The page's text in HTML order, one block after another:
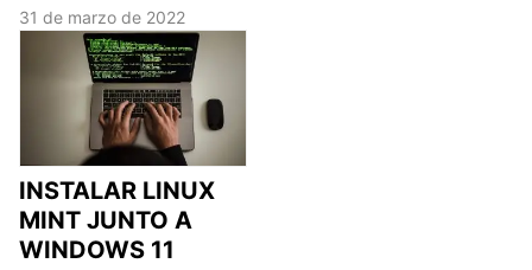
31 de marzo de 2022
INSTALAR LINUX
MINT JUNTO A
WINDOWS 11